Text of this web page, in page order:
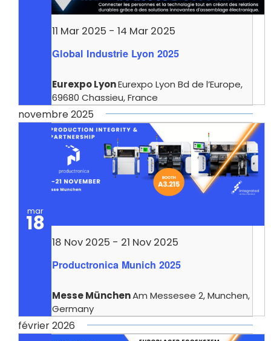
Global Industrie Lyon 2025
11 Mar 2025 - 14 Mar 2025
Eurexpo LyonEurexpo Lyon Bd de l’Europe,
69680 Chassieu, France
novembre 2025
mar
18
Productronica Munich 2025
18 Nov 2025 - 21 Nov 2025
Messe MünchenAm Messesee 2, Munchen,
Germany
février 2026